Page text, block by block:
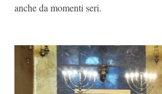
anche da momenti seri.